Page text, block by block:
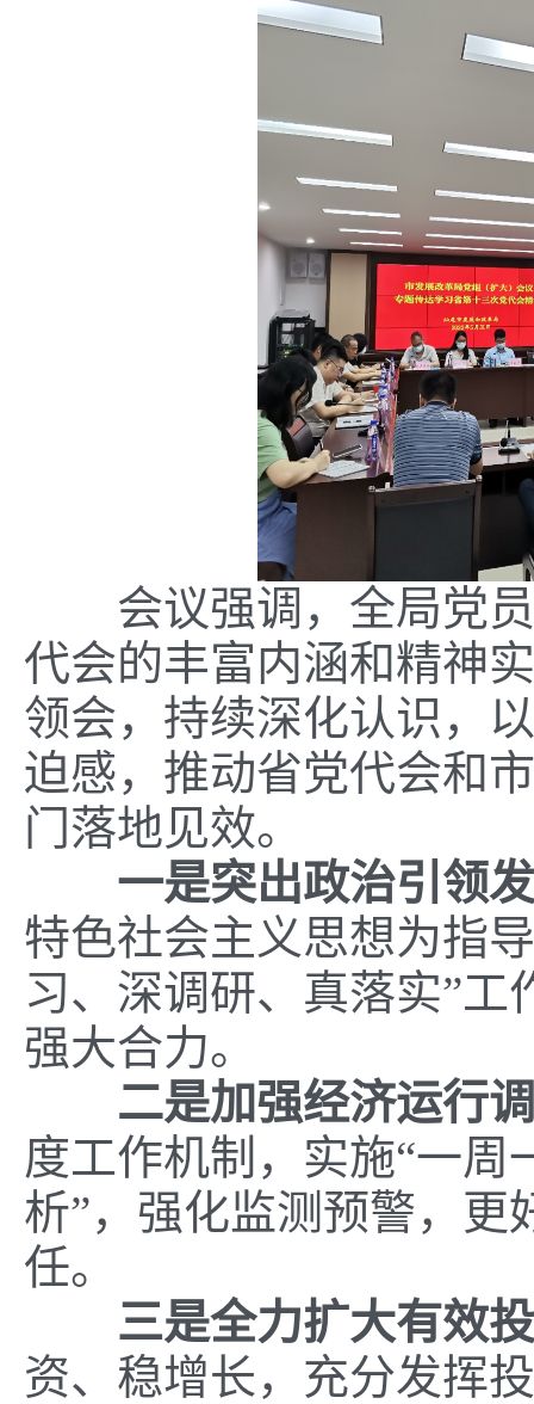
会议强调，全局党员
代会的丰富内涵和精神
领会，持续深化认识，
迫感，推动省党代会和
门落地见效。
一是突出政治引领
特色社会主义思想为指
习、深调研、真落实”
强大合力。
二是加强经济运行
度工作机制，实施“一
析”，强化监测预警，
任。
三是全力扩大有效
资、稳增长，充分发挥